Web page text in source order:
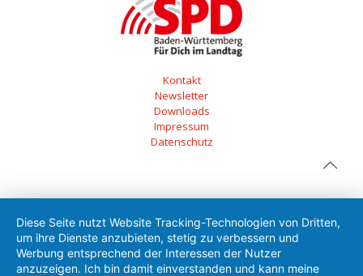
Kontakt
Newsletter
Downloads
Impressum
Datenschutz
Diese Seite nutzt Website Tracking-Technologien von Dritten,
um ihre Dienste anzubieten, stetig zu verbessern und
Werbung entsprechend der Interessen der Nutzer
anzuzeigen. Ich bin damit einverstanden und kann meine